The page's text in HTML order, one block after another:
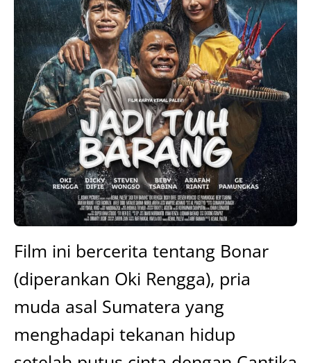
Film ini bercerita tentang Bonar
(diperankan Oki Rengga), pria
muda asal Sumatera yang
menghadapi tekanan hidup